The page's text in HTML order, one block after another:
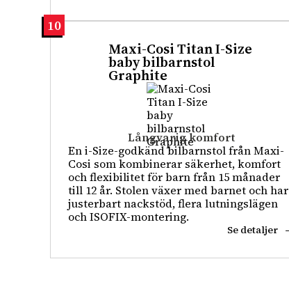
10
Långvarig komfort
Maxi-Cosi Titan I-Size
baby bilbarnstol
Graphite
En i-Size-godkänd bilbarnstol från Maxi-
Cosi som kombinerar säkerhet, komfort
och flexibilitet för barn från 15 månader
till 12 år. Stolen växer med barnet och har
justerbart nackstöd, flera lutningslägen
och ISOFIX-montering.
Se detaljer